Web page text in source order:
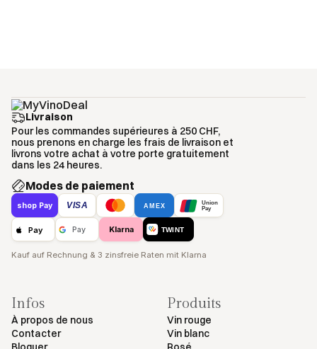
Livraison
Pour les commandes supérieures à 250 CHF,
nous prenons en charge les frais de livraison et
livrons votre achat à votre porte gratuitement
dans les 24 heures.
Modes de paiement
shop Pay VISA AMEX
Union
Pay
Pay Pay Klarna TWINT
Kauf auf Rechnung & 3 zinsfreie Raten mit Klarna
Infos
À propos de nous
Contacter
Produits
Vin rouge
Vin blanc